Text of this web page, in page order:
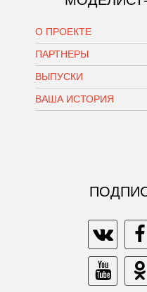
О ПРОЕКТЕ
ПАРТНЕРЫ
ВЫПУСКИ
ВАША ИСТОРИЯ